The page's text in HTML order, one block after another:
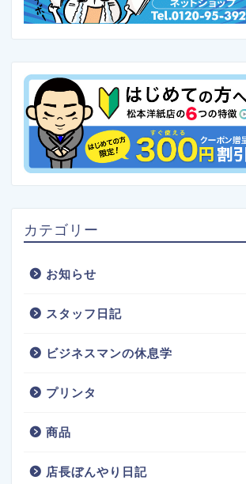
カテゴリー
お知らせ
スタッフ日記
ビジネスマンの休息学
プリンタ
商品
店長ぼんやり日記